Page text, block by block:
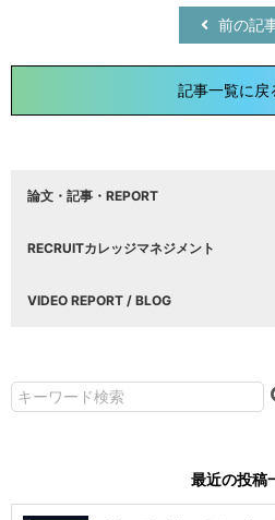
前の記
記事一覧に戻
論文・記事・REPORT
RECRUITカレッジマネジメント
VIDEO REPORT / BLOG
最近の投稿